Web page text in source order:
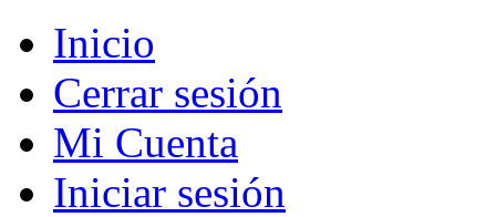
Inicio
Cerrar sesión
Mi Cuenta
Iniciar sesión